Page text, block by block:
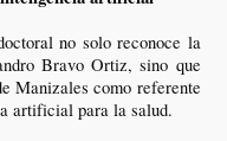
no solo reconoce la
Bravo Ortiz, sino que
Manizales como referente
artificial para la salud.